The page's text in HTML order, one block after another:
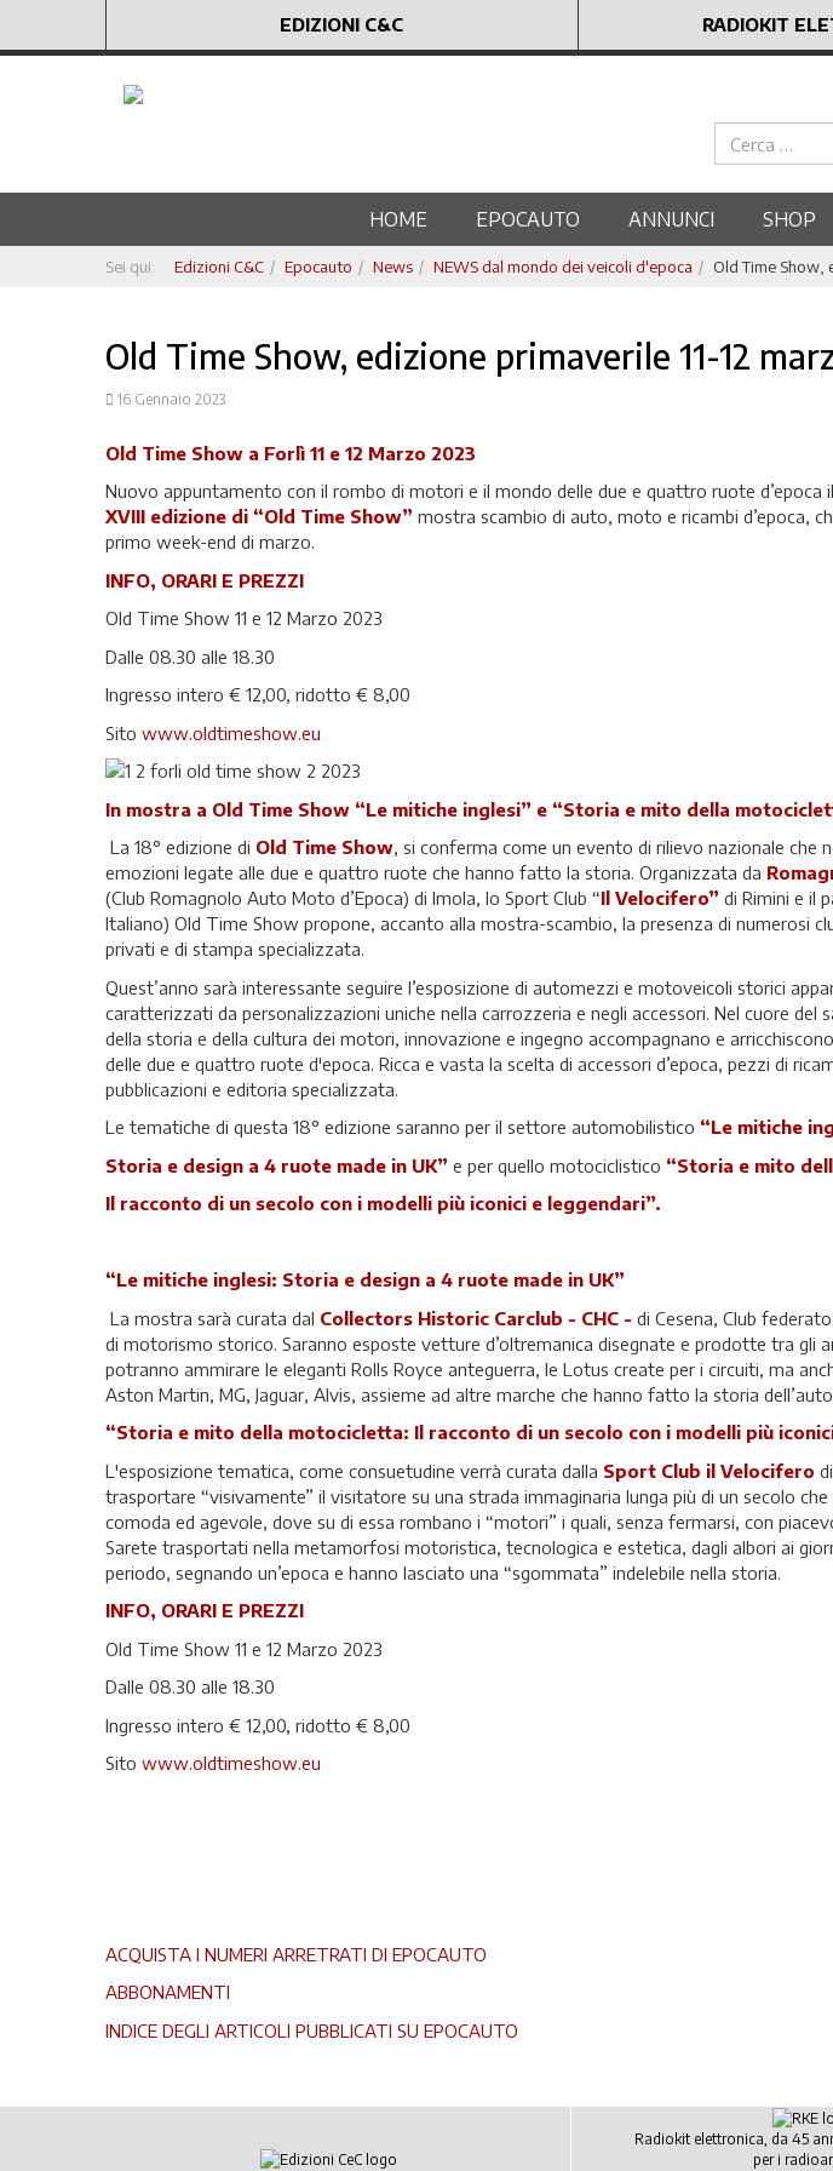
EDIZIONI C&C RADIOKIT
Cerca
HOME EPOCAUTO ANNUNCI SHOP
Sei qui: Edizioni C&C Epocauto News NEWS dal mondo dei veicoli d'epoca Old Time Show,
Old Time Show, edizione primaverile 11-12
16 Gennaio 2023
Old Time Show a Forlì 11 e 12 Marzo 2023
Nuovo appuntamento con il rombo di motori e il mondo delle due e quattro ruote d’epoca il
XVIII edizione di “Old Time Show” mostra scambio di auto, moto e ricambi d’epoca,
primo week-end di marzo.
INFO, ORARI E PREZZI
Old Time Show 11 e 12 Marzo 2023
Dalle 08.30 alle 18.30
Ingresso intero € 12,00, ridotto € 8,00
Sito www.oldtimeshow.eu
In mostra a Old Time Show “Le mitiche inglesi” e “Storia e mito della
La 18° edizione di Old Time Show, si conferma come un evento di rilievo nazionale che
emozioni legate alle due e quattro ruote che hanno fatto la storia. Organizzata da
(Club Romagnolo Auto Moto d’Epoca) di Imola, lo Sport Club “Il Velocifero” di Rimini e il
Italiano) Old Time Show propone, accanto alla mostra-scambio, la presenza di numerosi
privati e di stampa specializzata.
Quest’anno sarà interessante seguire l’esposizione di automezzi e motoveicoli storici
caratterizzati da personalizzazioni uniche nella carrozzeria e negli accessori. Nel cuore
della storia e della cultura dei motori, innovazione e ingegno accompagnano e
delle due e quattro ruote d'epoca. Ricca e vasta la scelta di accessori d’epoca, pezzi di
pubblicazioni e editoria specializzata.
Le tematiche di questa 18° edizione saranno per il settore automobilistico “Le mitiche
Storia e design a 4 ruote made in UK” e per quello motociclistico “Storia e mito
Il racconto di un secolo con i modelli più iconici e leggendari”.
“Le mitiche inglesi: Storia e design a 4 ruote made in UK”
La mostra sarà curata dal Collectors Historic Carclub - CHC - di Cesena, Club
di motorismo storico. Saranno esposte vetture d’oltremanica disegnate e prodotte tra gli
potranno ammirare le eleganti Rolls Royce anteguerra, le Lotus create per i circuiti, ma
Aston Martin, MG, Jaguar, Alvis, assieme ad altre marche che hanno fatto la storia
“Storia e mito della motocicletta: Il racconto di un secolo con i modelli più
L'esposizione tematica, come consuetudine verrà curata dalla Sport Club il Velocifero
trasportare “visivamente” il visitatore su una strada immaginaria lunga più di un secolo
comoda ed agevole, dove su di essa rombano i “motori” i quali, senza fermarsi, con
Sarete trasportati nella metamorfosi motoristica, tecnologica e estetica, dagli albori ai
periodo, segnando un’epoca e hanno lasciato una “sgommata” indelebile nella storia.
INFO, ORARI E PREZZI
Old Time Show 11 e 12 Marzo 2023
Dalle 08.30 alle 18.30
Ingresso intero € 12,00, ridotto € 8,00
Sito www.oldtimeshow.eu
ACQUISTA I NUMERI ARRETRATI DI EPOCAUTO
ABBONAMENTI
INDICE DEGLI ARTICOLI PUBBLICATI SU EPOCAUTO
Radiokit elettronica, da 45
per i